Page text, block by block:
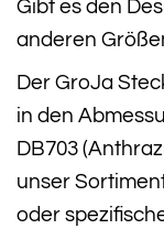
Gibt es den
anderen
Der GroJa
in den
DB703
unser
oder